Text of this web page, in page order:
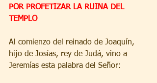
POR PROFETIZAR LA RUINA DEL
TEMPLO
Al comienzo del reinado de Joaquín,
hijo de Josías, rey de Judá, vino a
Jeremías esta palabra del Señor: